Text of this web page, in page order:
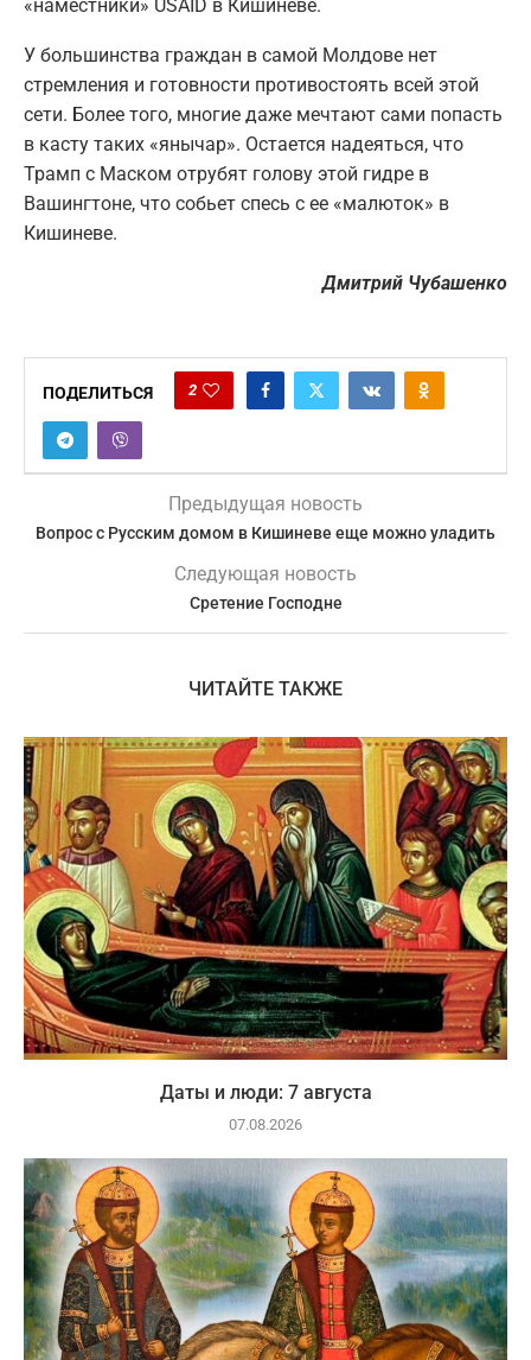
«наместники» USAID в Кишиневе.
У большинства граждан в самой Молдове нет
стремления и готовности противостоять всей этой
сети. Более того, многие даже мечтают сами попасть
в касту таких «янычар». Остается надеяться, что
Трамп с Маском отрубят голову этой гидре в
Вашингтоне, что собьет спесь с ее «малюток» в
Кишиневе.
Дмитрий Чубашенко
ПОДЕЛИТЬСЯ 2
Предыдущая новость
Вопрос с Русским домом в Кишиневе еще можно уладить
Следующая новость
Сретение Господне
ЧИТАЙТЕ ТАКЖЕ
Даты и люди: 7 августа
07.08.2026